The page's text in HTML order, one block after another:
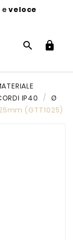
eveloce
 
IP40
Ø
(GTT1025)